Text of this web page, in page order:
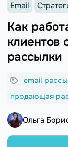
Email
Как
клиентов
рассылки
email
продающая
Ольга